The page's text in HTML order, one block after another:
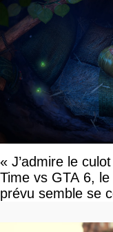
« J’admire le
Time vs GTA 6,
prévu semble se